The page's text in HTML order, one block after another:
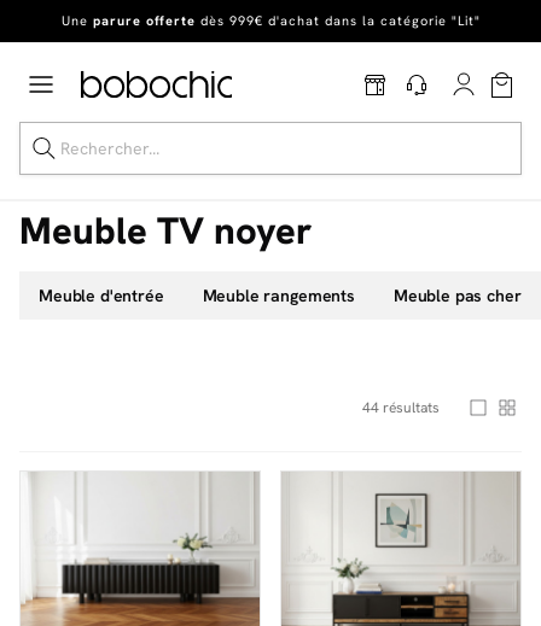
En ce moment, profitez d'untapis offert dès 1299€ de canapé
Excellent
Uneparure offerte
Meuble TV noyer
Meuble d'entrée Meuble rangements Meuble pas cher
44 résultats